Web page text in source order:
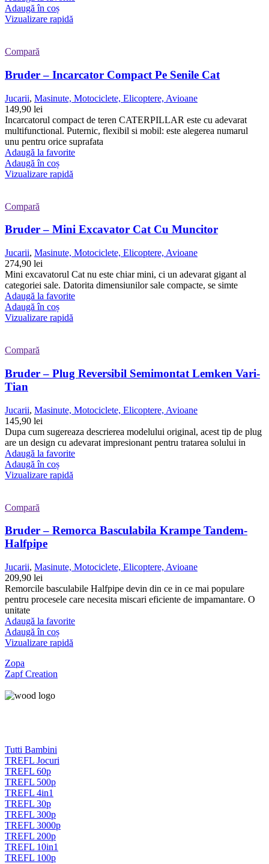
Adaugă în coș
Vizualizare rapidă
Compară
Bruder – Incarcator Compact Pe Senile Cat
Jucarii, Masinute, Motociclete, Elicoptere, Avioane
149,90 lei
Incarcatorul compact de teren CATERPILLAR este cu adevarat
multifunctional. Puternic, flexibil si mobil: este alegerea numarul
unu pentru orice suprafata
Adaugă la favorite
Adaugă în coș
Vizualizare rapidă
Compară
Bruder – Mini Excavator Cat Cu Muncitor
Jucarii, Masinute, Motociclete, Elicoptere, Avioane
274,90 lei
Mini excavatorul Cat nu este chiar mini, ci un adevarat gigant al
categoriei sale. Datorita dimensiunilor sale compacte, se simte
Adaugă la favorite
Adaugă în coș
Vizualizare rapidă
Compară
Bruder – Plug Reversibil Semimontat Lemken Vari-
Tian
Jucarii, Masinute, Motociclete, Elicoptere, Avioane
145,90 lei
Dupa cum sugereaza descrierea modelului original, acest tip de plug
are un design cu adevarat impresionant pentru tratarea solului in
Adaugă la favorite
Adaugă în coș
Vizualizare rapidă
Compară
Bruder – Remorca Basculabila Krampe Tandem-
Halfpipe
Jucarii, Masinute, Motociclete, Elicoptere, Avioane
209,90 lei
Remorcile basculabile Halfpipe devin din ce in ce mai populare
pentru procesele care necesita miscari eficiente de impamantare. O
unitate
Adaugă la favorite
Adaugă în coș
Vizualizare rapidă
Zopa
Zapf Creation
Tutti Bambini
TREFL Jocuri
TREFL 60p
TREFL 500p
TREFL 4in1
TREFL 30p
TREFL 300p
TREFL 3000p
TREFL 200p
TREFL 10in1
TREFL 100p